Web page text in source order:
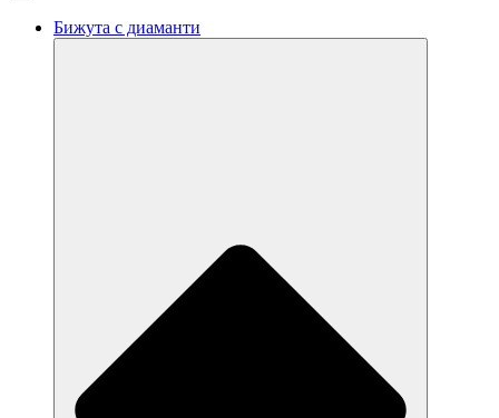
Бижута с диаманти